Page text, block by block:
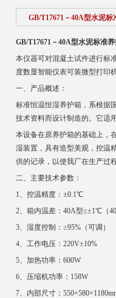
GB/T17671－40A型水泥标
GB/T17671－40A型水泥标准
本仪器可对混凝土试件进行标
度数显智能仪表可装微型打印
一、产品概述：
标准恒温恒湿养护箱，系根据
技术资料而设计制造的。它适
本设备在原养护箱的基础上，
湿装置，具有造型美观，控温
供的记录，以使我厂在生产过
二、主要技术参数：
1、控温精度：±0.1℃
2、箱内温差：40A型≤±1℃（
3、湿度控制：≥95%（可调）
4、工作电压：220V±10%
5、加热功率：600W
6、压缩机功率：158W
7、内部尺寸：